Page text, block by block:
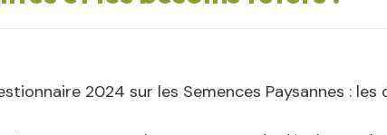
2024 sur les Semences Paysannes :